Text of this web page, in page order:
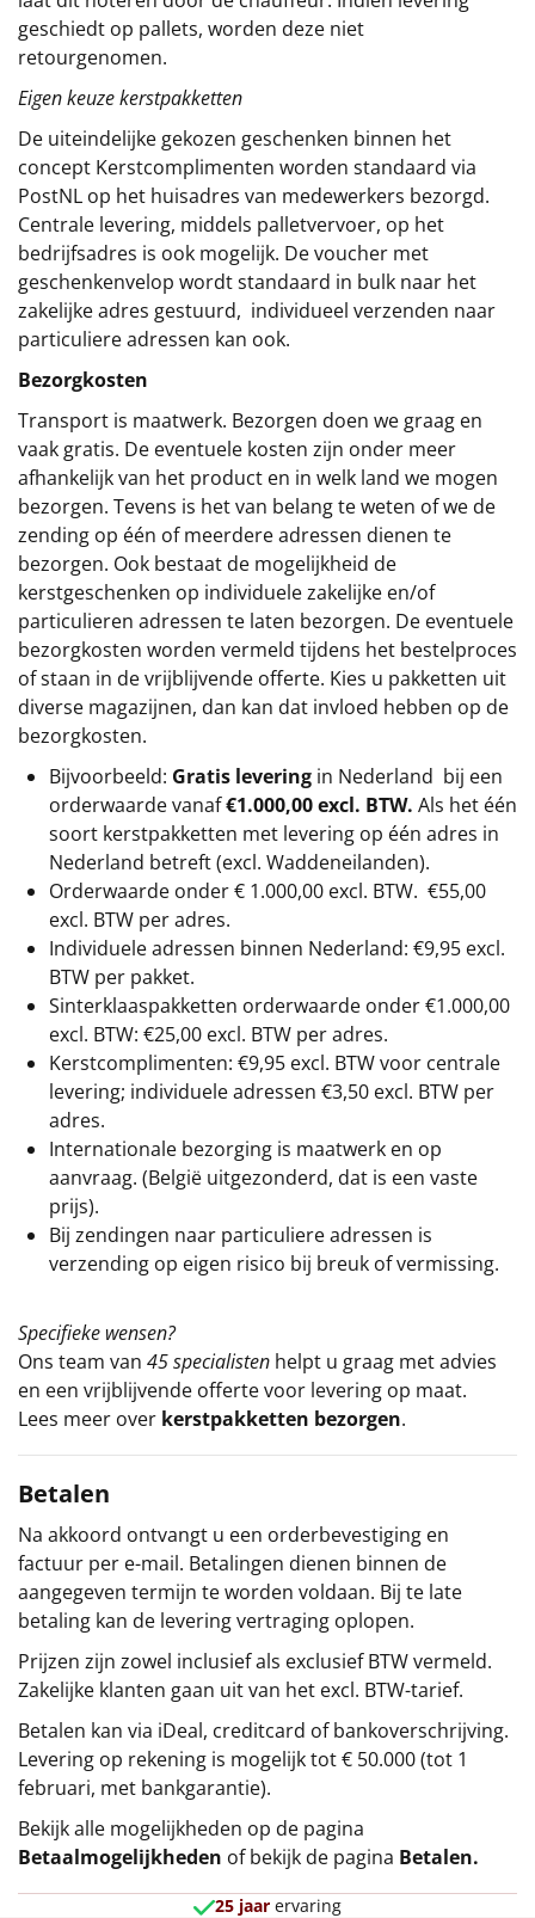
geschiedt op pallets, worden deze niet
retourgenomen.
Eigen keuze kerstpakketten
De uiteindelijke gekozen geschenken binnen het
concept Kerstcomplimenten worden standaard via
PostNL op het huisadres van medewerkers bezorgd.
Centrale levering, middels palletvervoer, op het
bedrijfsadres is ook mogelijk. De voucher met
geschenkenvelop wordt standaard in bulk naar het
zakelijke adres gestuurd, individueel verzenden naar
particuliere adressen kan ook.
Bezorgkosten
Transport is maatwerk. Bezorgen doen we graag en
vaak gratis. De eventuele kosten zijn onder meer
afhankelijk van het product en in welk land we mogen
bezorgen. Tevens is het van belang te weten of we de
zending op één of meerdere adressen dienen te
bezorgen. Ook bestaat de mogelijkheid de
kerstgeschenken op individuele zakelijke en/of
particulieren adressen te laten bezorgen. De eventuele
bezorgkosten worden vermeld tijdens het bestelproces
of staan in de vrijblijvende offerte. Kies u pakketten uit
diverse magazijnen, dan kan dat invloed hebben op de
bezorgkosten.
Bijvoorbeeld: Gratis levering in Nederland bij een
orderwaarde vanaf€1.000,00 excl. BTW. Als het één
soort kerstpakketten met levering op één adres in
Nederland betreft (excl. Waddeneilanden).
Orderwaarde onder € 1.000,00 excl. BTW. €55,00
excl. BTW per adres.
Individuele adressen binnen Nederland: €9,95 excl.
BTW per pakket.
Sinterklaaspakketten orderwaarde onder €1.000,00
excl. BTW: €25,00 excl. BTW per adres.
Kerstcomplimenten: €9,95 excl. BTW voor centrale
levering; individuele adressen €3,50 excl. BTW per
adres.
Internationale bezorging is maatwerk en op
aanvraag. (België uitgezonderd, dat is een vaste
prijs).
Bij zendingen naar particuliere adressen is
verzending op eigen risico bij breuk of vermissing.
Specifieke wensen?
Ons team van 45 specialisten helpt u graag met advies
en een vrijblijvende offerte voor levering op maat.
Lees meer over kerstpakketten bezorgen.
Betalen
Na akkoord ontvangt u een orderbevestiging en
factuur per e-mail. Betalingen dienen binnen de
aangegeven termijn te worden voldaan. Bij te late
betaling kan de levering vertraging oplopen.
Prijzen zijn zowel inclusief als exclusief BTW vermeld.
Zakelijke klanten gaan uit van het excl. BTW-tarief.
Betalen kan via iDeal, creditcard of bankoverschrijving.
Levering op rekening is mogelijk tot € 50.000 (tot 1
februari, met bankgarantie).
Bekijk alle mogelijkheden op de pagina
Betaalmogelijkheden of bekijk de pagina Betalen.
25 jaar ervaring